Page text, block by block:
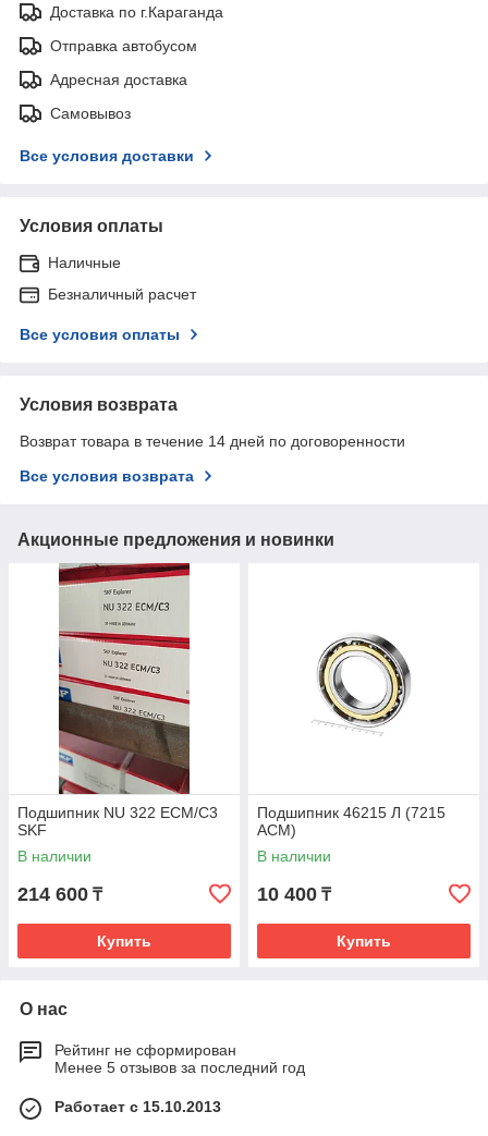
Доставка по г.Караганда
Отправка автобусом
Адресная доставка
Самовывоз
Все условия доставки
Условия оплаты
Наличные
Безналичный расчет
Все условия оплаты
Условия возврата
Возврат товара в течение 14 дней по договоренности
Все условия возврата
Акционные предложения и новинки
Подшипник NU 322 ECM/C3
SKF
В наличии
214 600 ₸
Купить
Подшипник 46215 Л (7215
ACM)
В наличии
10 400 ₸
Купить
О нас
Рейтинг не сформирован
Менее 5 отзывов за последний год
Работает с 15.10.2013